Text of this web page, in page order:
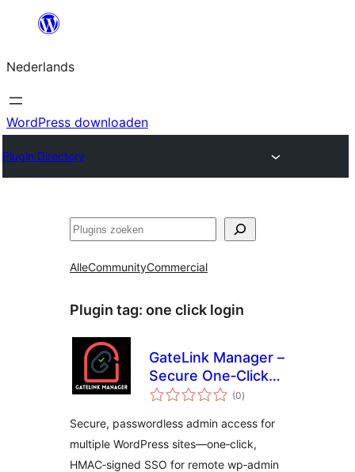
de
inhoud
Nederlands
WordPress downloaden
Plugin Directory
Zoeken
AlleCommunityCommercial
Plugin tag: one click login
GateLink Manager –
Secure One‑Click
Admin Login &
(0totaal
waarderingen
)
Secure, passwordless admin access for
multiple WordPress sites—one‑click,
HMAC‑signed SSO for remote wp‑admin